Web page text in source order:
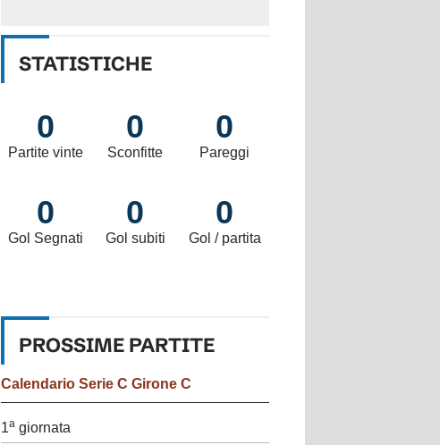
STATISTICHE
0
Partite vinte
0
Sconfitte
0
Pareggi
0
Gol Segnati
0
Gol subiti
0
Gol / partita
PROSSIME PARTITE
Calendario Serie C Girone C
1a giornata